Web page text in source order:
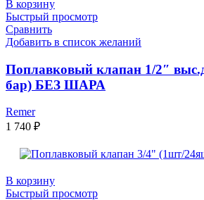
В корзину
Быстрый просмотр
Сравнить
Добавить в список желаний
Поплавковый клапан 1/2″
бар) БЕЗ ШАРА
Remer
1 740 ₽
В корзину
Быстрый просмотр